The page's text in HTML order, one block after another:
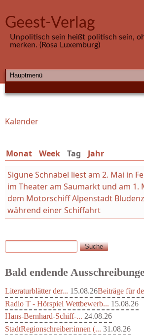
Geest-Verlag
Unpolitisch sein heißt politisch sein,
merken. (Rosa Luxemburg)
HAUPTMENÜ
Sie sind hier
Kalender
Monat Week Tag (aktiver Reiter)
Jahr
Sigune Schnabel liest am 2. Mai in
im Theater am Saumarkt und am 1.
dem Motorschiff Alpenstadt Bludenz
während einer Schiffahrt
Suchformular
Suche
Bald endende
Literaturblätter der... 15.08.26Beiträge für
Radio T - Hörspiel Wettbewerb... 15.08.26
Hans-Bernhard-Schiff-... 24.08.26
StadtRegionschreiber:innen (... 31.08.26